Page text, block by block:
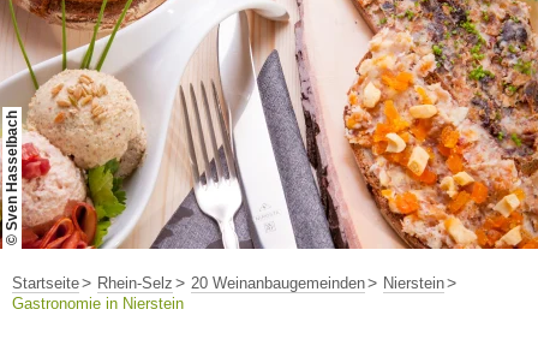
Kultur & Events
Buchen & Service
© Sven Hasselbach
Startseite Rhein-Selz 20 Weinanbaugemeinden
Nierstein
Gastronomie in Nierstein